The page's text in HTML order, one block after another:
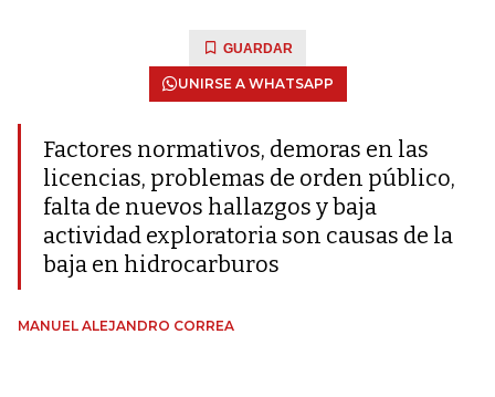
GUARDAR
UNIRSE A WHATSAPP
Factores normativos, demoras en las
licencias, problemas de orden público,
falta de nuevos hallazgos y baja
actividad exploratoria son causas de la
baja en hidrocarburos
MANUEL ALEJANDRO CORREA